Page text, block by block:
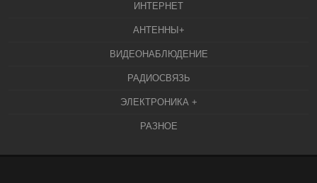
ИНТЕРНЕТ
АНТЕННЫ+
ВИДЕОНАБЛЮДЕНИЕ
РАДИОСВЯЗЬ
ЭЛЕКТРОНИКА +
РАЗНОЕ